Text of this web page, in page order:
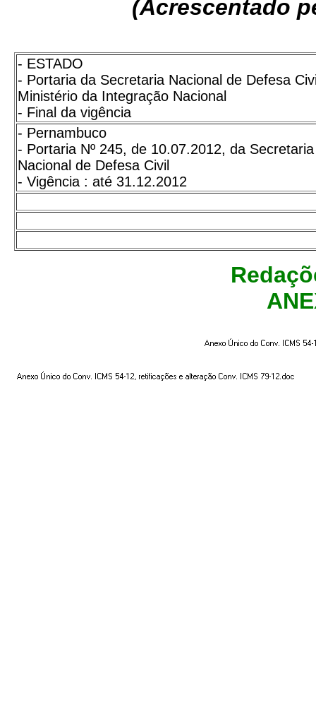
(Acrescentado
- ESTADO
- Portaria da Secretaria Nacional de Defesa
Ministério da Integração Nacional
- Final da vigência
- Pernambuco
- Portaria Nº 245, de 10.07.2012, da Secretaria
Nacional de Defesa Civil
- Vigência : até 31.12.2012